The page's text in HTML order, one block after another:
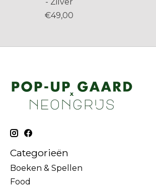
€49,00
Categorieën
Boeken & Spellen
Food